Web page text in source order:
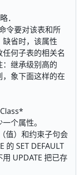
．
令要对该表和所
省时，该属性
任何子表的相关名
继承级别高的
象下面这样的在
个属性。
值）和约束子句会
的 SET DEFAULT
UPDATE 把已存